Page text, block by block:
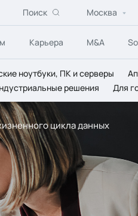
Поиск Москва
Карьера M&A
ноутбуки, ПК и серверы
решения Для
цикла данных